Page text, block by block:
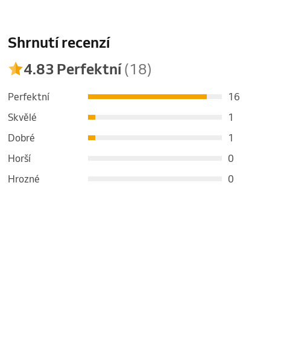
Shrnutí recenzí
4.83 Perfektní(18)
Perfektní
16
Skvělé
1
Dobré
1
Horší
0
Hrozné
0